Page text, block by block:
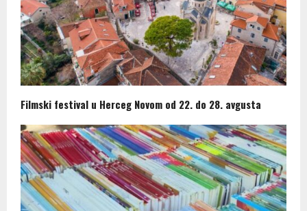
Filmski festival u Herceg Novom od 22. do 28. avgusta